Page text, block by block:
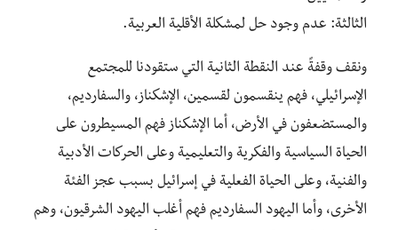
الثالثة: عدم وجود حل لمشكلة الأقلية العربية.
ونقف وقفةً عند النقطة الثانية التي ستقودنا للمجتمع
الإسرائيلي، فهم ينقسمون لقسمين، الإشكناز، والسفارديم،
والمستضعفون في الأرض، أما الإشكناز فهم المسيطرون على
الحياة السياسية والفكرية والتعليمية وعلى الحركات الأدبية
والفنية، وعلى الحياة الفعلية في إسرائيل بسبب عجز الفئة
الأخرى، وأما اليهود السفارديم فهم أغلب اليهود الشرقيون، وهم